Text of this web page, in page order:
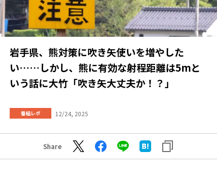
岩手県、熊対策に吹き矢使いを増やした
い……しかし、熊に有効な射程距離は5mと
いう話に大竹「吹き矢大丈夫か！？」
番組レポ 12/24, 2025
Share